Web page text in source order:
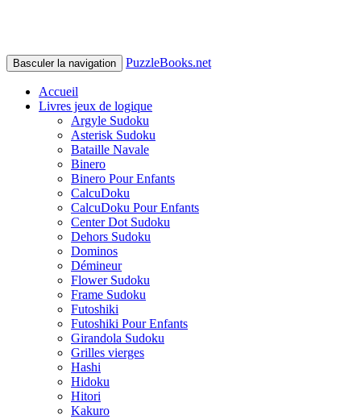
Basculer la navigation PuzzleBooks.net
Accueil
Livres jeux de logique
Argyle Sudoku
Asterisk Sudoku
Bataille Navale
Binero
Binero Pour Enfants
CalcuDoku
CalcuDoku Pour Enfants
Center Dot Sudoku
Dehors Sudoku
Dominos
Démineur
Flower Sudoku
Frame Sudoku
Futoshiki
Futoshiki Pour Enfants
Girandola Sudoku
Grilles vierges
Hashi
Hidoku
Hitori
Kakuro